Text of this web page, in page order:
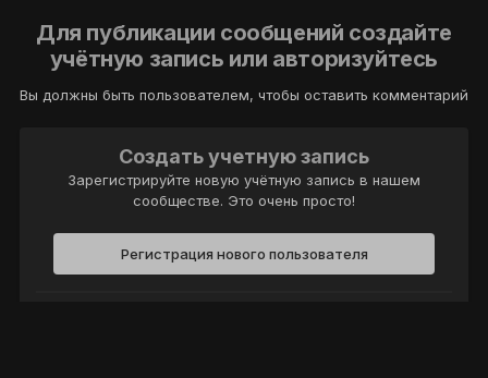
Для публикации сообщений создайте
учётную запись или авторизуйтесь
Вы должны быть пользователем, чтобы оставить комментарий
Создать учетную запись
Зарегистрируйте новую учётную запись в нашем
сообществе. Это очень просто!
Регистрация нового пользователя